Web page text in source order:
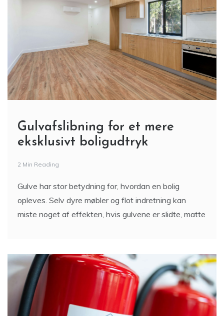
Gulvafslibning for et mere
eksklusivt boligudtryk
2 Min Reading
Gulve har stor betydning for, hvordan en bolig
opleves. Selv dyre møbler og flot indretning kan
miste noget af effekten, hvis gulvene er slidte, matte